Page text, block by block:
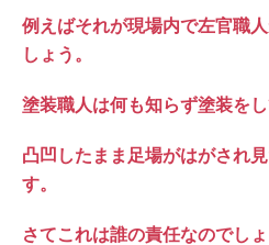
例えばそれが現場内で左官職
しょう。
塗装職人は何も知らず塗装をし
凸凹したまま足場がはがされ
す。
さてこれは誰の責任なのでしょ